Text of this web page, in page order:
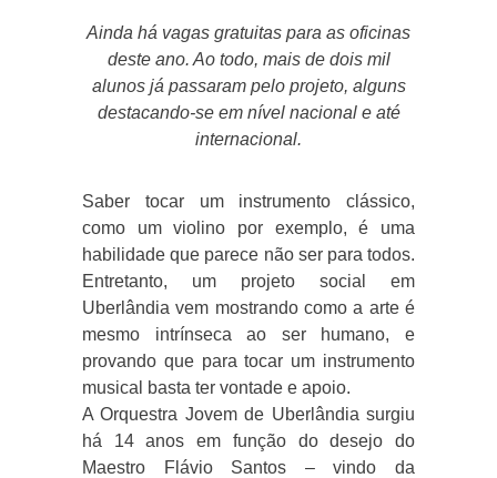
Ainda há vagas gratuitas para as oficinas
deste ano. Ao todo, mais de dois mil
alunos já passaram pelo projeto, alguns
destacando-se em nível nacional e até
internacional.
Saber tocar um instrumento clássico,
como um violino por exemplo, é uma
habilidade que parece não ser para todos.
Entretanto, um projeto social em
Uberlândia vem mostrando como a arte é
mesmo intrínseca ao ser humano, e
provando que para tocar um instrumento
musical basta ter vontade e apoio.
A Orquestra Jovem de Uberlândia surgiu
há 14 anos em função do desejo do
Maestro Flávio Santos – vindo da